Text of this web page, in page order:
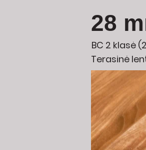
28
BC 2 klasė
Terasinė